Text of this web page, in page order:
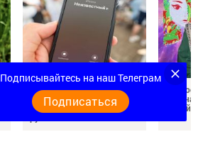
Мошенники обманули 71-
летнюю жительницу
Татарстана на миллионы
Подписывайтесь на наш Телеграм
Подписаться